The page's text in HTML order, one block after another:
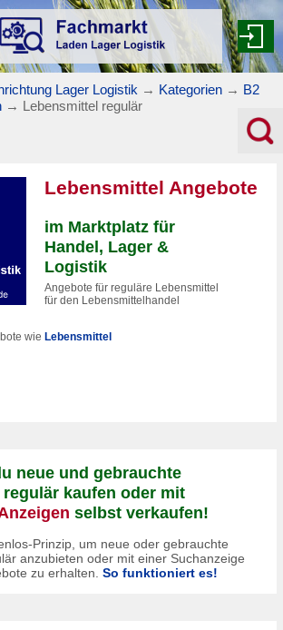
Lager Logistik → Kategorien → B2
→ Lebensmittel regulär
Lebensmittel Angebote
im Marktplatz für
Handel, Lager &
Logistik
Angebote für reguläre Lebensmittel
für den Lebensmittelhandel
wie Lebensmittel
neue und gebrauchte
kaufen oder mit
selbst verkaufen!
Prinzip, um neue oder gebrauchte
anzubieten oder mit einer Suchanzeige
zu erhalten. So funktioniert es!